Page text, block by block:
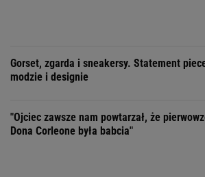
Gorset, zgarda i sneakersy. Statement
modzie i designie
"Ojciec zawsze nam powtarzał, że
Dona Corleone była babcia"